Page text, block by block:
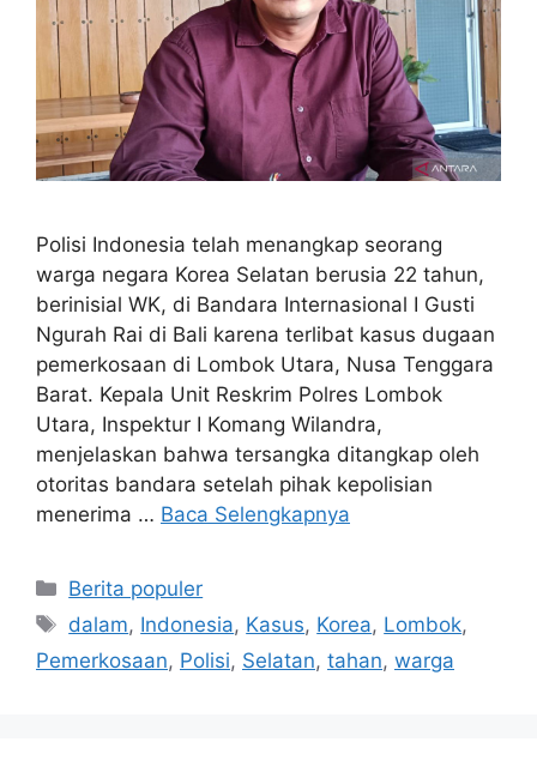
Polisi Indonesia telah menangkap seorang
warga negara Korea Selatan berusia 22 tahun,
berinisial WK, di Bandara Internasional I Gusti
Ngurah Rai di Bali karena terlibat kasus dugaan
pemerkosaan di Lombok Utara, Nusa Tenggara
Barat. Kepala Unit Reskrim Polres Lombok
Utara, Inspektur I Komang Wilandra,
menjelaskan bahwa tersangka ditangkap oleh
otoritas bandara setelah pihak kepolisian
menerima … Baca Selengkapnya
Kategori
Berita populer
Tag
dalam, Indonesia, Kasus, Korea, Lombok,
Pemerkosaan, Polisi, Selatan, tahan, warga